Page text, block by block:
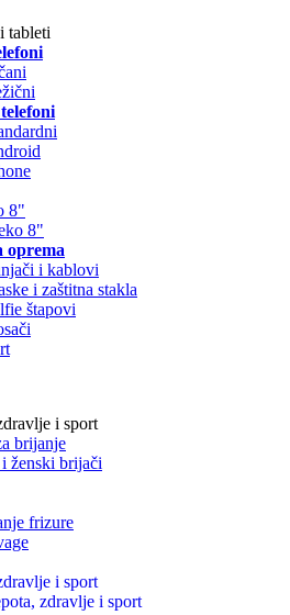
tableti
8"
8"
oprema
i kablovi
i zaštitna stakla
štapovi
i sport
brijanje
ženski brijači
frizure
i sport
zdravlje i sport